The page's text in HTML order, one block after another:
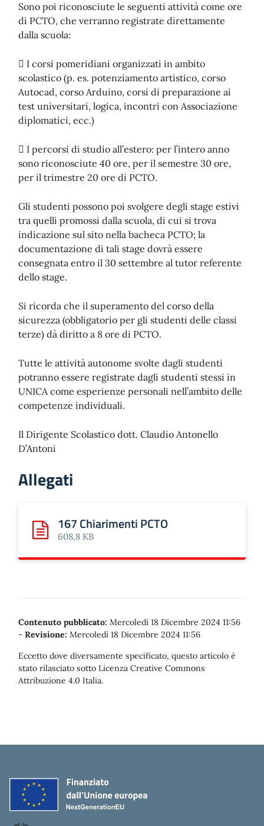
Sono poi riconosciute le seguenti attività come ore
di PCTO, che verranno registrate direttamente
dalla scuola:
 I corsi pomeridiani organizzati in ambito
scolastico (p. es. potenziamento artistico, corso
Autocad, corso Arduino, corsi di preparazione ai
test universitari, logica, incontri con Associazione
diplomatici, ecc.)
 I percorsi di studio all’estero: per l’intero anno
sono riconosciute 40 ore, per il semestre 30 ore,
per il trimestre 20 ore di PCTO.
Gli studenti possono poi svolgere degli stage estivi
tra quelli promossi dalla scuola, di cui si trova
indicazione sul sito nella bacheca PCTO; la
documentazione di tali stage dovrà essere
consegnata entro il 30 settembre al tutor referente
dello stage.
Si ricorda che il superamento del corso della
sicurezza (obbligatorio per gli studenti delle classi
terze) dà diritto a 8 ore di PCTO.
Tutte le attività autonome svolte dagli studenti
potranno essere registrate dagli studenti stessi in
UNICA come esperienze personali nell’ambito delle
competenze individuali.
Il Dirigente Scolastico dott. Claudio Antonello
D’Antoni
Allegati
Scarica: 167 Chiarimenti PCTO
167 Chiarimenti PCTO
608,8 KB
Contenuto pubblicato: Mercoledì 18 Dicembre 2024 11:56
- Revisione: Mercoledì 18 Dicembre 2024 11:56
Eccetto dove diversamente specificato, questo articolo è
stato rilasciato sotto Licenza Creative Commons
Attribuzione 4.0 Italia.